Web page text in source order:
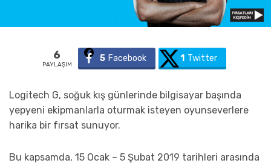
6
PAYLAŞIM
5 Facebook 1 Twitter
Logitech G, soğuk kış günlerinde bilgisayar başında
yepyeni ekipmanlarla oturmak isteyen oyunseverlere
harika bir fırsat sunuyor.
Bu kapsamda, 15 Ocak – 5 Şubat 2019 tarihleri arasında